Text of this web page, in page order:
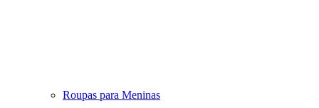
Roupas para Meninas